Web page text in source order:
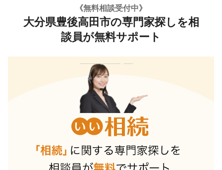
《無料相談受付中》
大分県豊後高田市の専門家探しを相
談員が無料サポート